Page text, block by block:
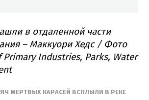
в отдаленной части
– Маккуори Хедс / Фото
Industries, Parks, Water
МЕРТВЫХ КАРАСЕЙ ВСПЛЫЛИ В РЕКЕ